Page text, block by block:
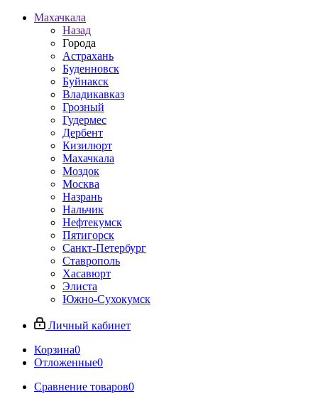
Махачкала
Назад
Города
Астрахань
Буденновск
Буйнакск
Владикавказ
Грозный
Гудермес
Дербент
Кизилюрт
Махачкала
Моздок
Москва
Назрань
Нальчик
Нефтекумск
Пятигорск
Санкт-Петербург
Ставрополь
Хасавюрт
Элиста
Южно-Сухокумск
Личный кабинет
Корзина0
Отложенные0
Сравнение товаров0